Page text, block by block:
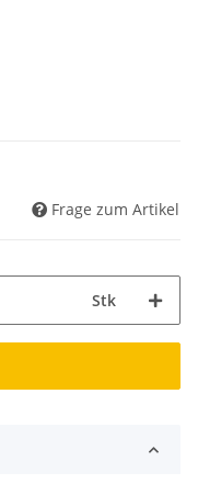
Frage zum Artikel
Stk